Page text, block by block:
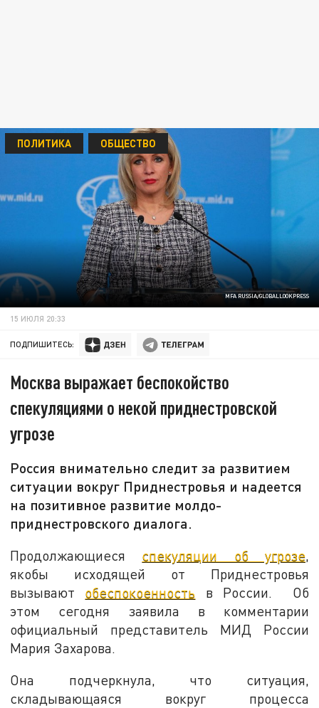
MFA RUSSIA/GLOBALLOOKPRESS
ПОЛИТИКА ОБЩЕСТВО
15 ИЮЛЯ 20:33
ПОДПИШИТЕСЬ:
Москва выражает беспокойство
спекуляциями о некой приднестровской
угрозе
Россия внимательно следит за развитием
ситуации вокруг Приднестровья и надеется
на позитивное развитие молдо-
приднестровского диалога.
Продолжающиеся спекуляции об угрозе,
якобы исходящей от Приднестровья
вызывают обеспокоенность в России. Об
этом сегодня заявила в комментарии
официальный представитель МИД России
Мария Захарова.
Она подчеркнула, что ситуация,
складывающаяся вокруг процесса